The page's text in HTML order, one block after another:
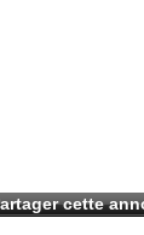
cette